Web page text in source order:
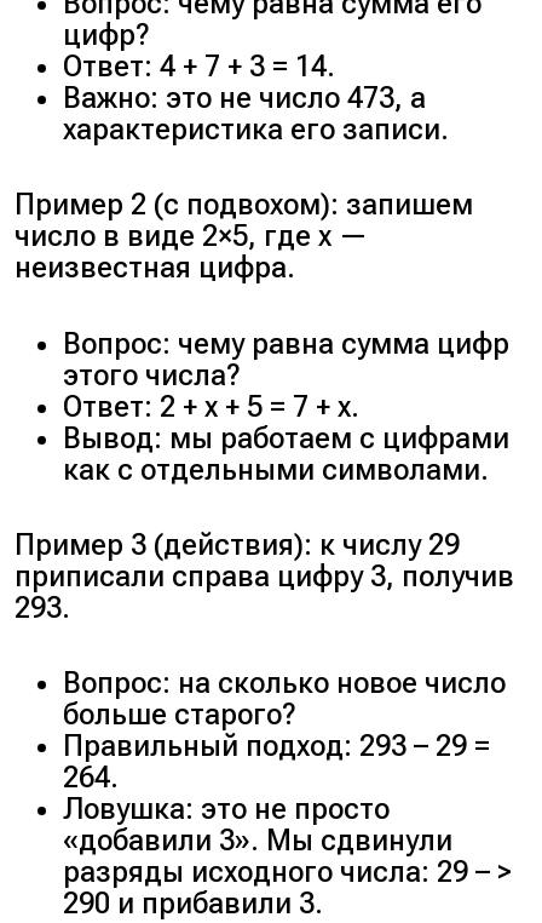
цифр?
Ответ: 4 + 7 + 3 = 14.
Важно: это не число 473, а
характеристика его записи.
Пример 2 (с подвохом): запишем
число в виде 2×5, где x —
неизвестная цифра.
Вопрос: чему равна сумма цифр
этого числа?
Ответ: 2 + x + 5 = 7 + x.
Вывод: мы работаем с цифрами
как с отдельными символами.
Пример 3 (действия): к числу 29
приписали справа цифру 3, получив
293.
Вопрос: на сколько новое число
больше старого?
Правильный подход: 293 – 29 =
264.
Ловушка: это не просто
«добавили 3». Мы сдвинули
разряды исходного числа: 29 – >
290 и прибавили 3.